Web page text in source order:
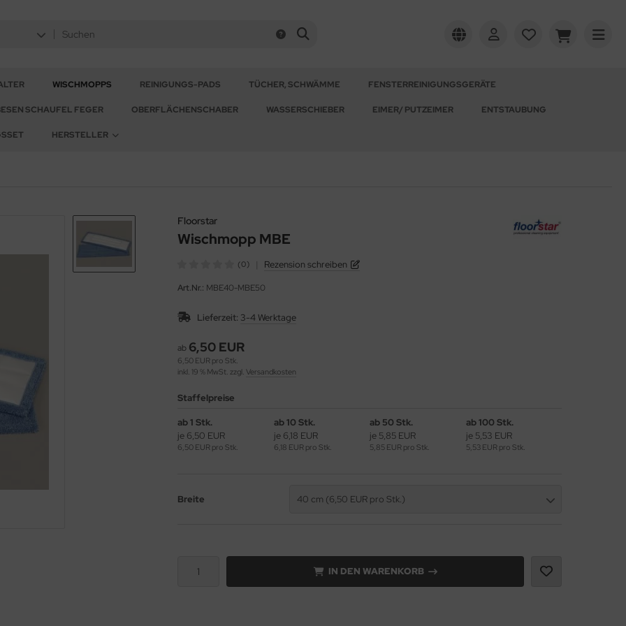
WISCHMOPPS REINIGUNGS-PADS TÜCHER, SCHWÄMME FENSTERREINIGUNGSGERÄTE
SCHAUFEL FEGER OBERFLÄCHENSCHABER WASSERSCHIEBER EIMER/ PUTZEIMER ENTSTAUBUNG
HERSTELLER
Floorstar
Wischmopp MBE
(0) Rezension schreiben
Art.Nr.: MBE40-MBE50
Lieferzeit: 3-4 Werktage
ab 6,50 EUR
6,50 EUR pro Stk.
inkl. 19 % MwSt. zzgl. Versandkosten
Staffelpreise
ab 1 Stk.
je 6,50 EUR
6,50 EUR pro Stk.
ab 10 Stk.
je 6,18 EUR
6,18 EUR pro Stk.
ab 50 Stk.
je 5,85 EUR
5,85 EUR pro Stk.
ab 100 Stk.
je 5,53 EUR
5,53 EUR pro Stk.
Breite 40 cm (6,50 EUR pro Stk.)
IN DEN WARENKORB